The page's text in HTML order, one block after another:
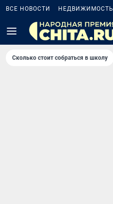
ВСЕ НОВОСТИ НЕДВИЖИМОСТЬ
Сколько стоит собраться в школу